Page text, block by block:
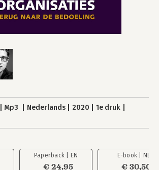
Mp3 Nederlands 2020
1e druk
Paperback | EN
€ 24,95
E-book | NL
€ 30,50